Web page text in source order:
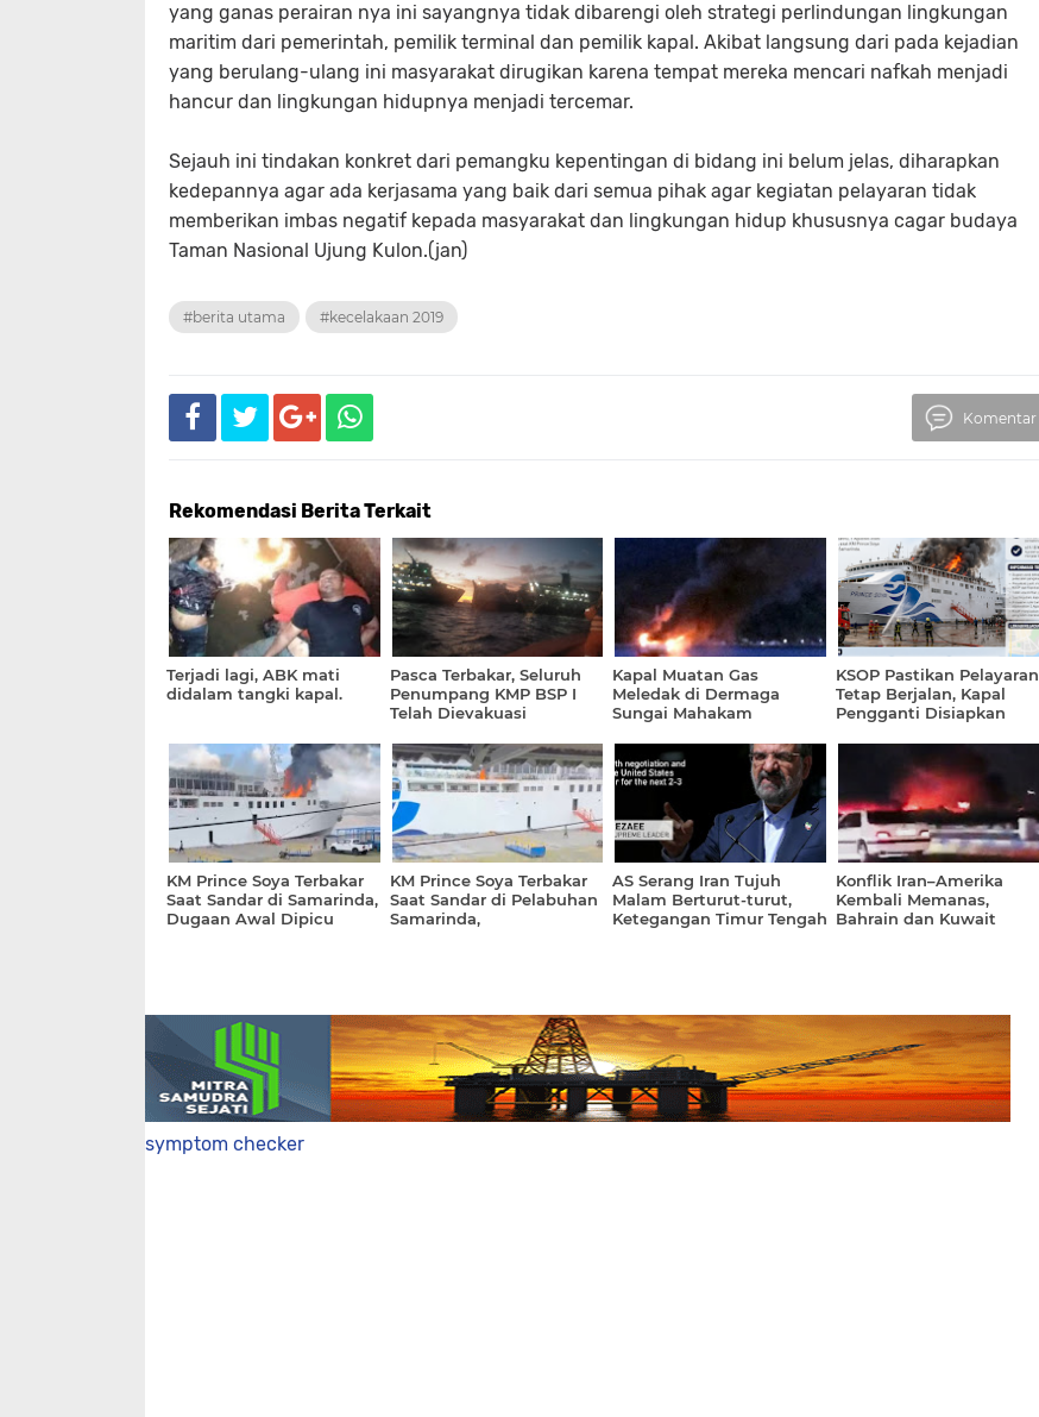
yang ganas perairan nya ini sayangnya tidak dibarengi oleh strategi perlindungan lingkungan
maritim dari pemerintah, pemilik terminal dan pemilik kapal. Akibat langsung dari pada kejadian
yang berulang-ulang ini masyarakat dirugikan karena tempat mereka mencari nafkah menjadi
hancur dan lingkungan hidupnya menjadi tercemar.
Sejauh ini tindakan konkret dari pemangku kepentingan di bidang ini belum jelas, diharapkan
kedepannya agar ada kerjasama yang baik dari semua pihak agar kegiatan pelayaran tidak
memberikan imbas negatif kepada masyarakat dan lingkungan hidup khususnya cagar budaya
Taman Nasional Ujung Kulon.(jan)
#berita utama #kecelakaan 2019
Komentar
Rekomendasi Berita Terkait
Terjadi lagi, ABK mati
didalam tangki kapal.
Pasca Terbakar, Seluruh
Penumpang KMP BSP I
Telah Dievakuasi
Kapal Muatan Gas
Meledak di Dermaga
Sungai Mahakam
KSOP Pastikan Pelayaran
Tetap Berjalan, Kapal
Pengganti Disiapkan
KM Prince Soya Terbakar
Saat Sandar di Samarinda,
Dugaan Awal Dipicu
KM Prince Soya Terbakar
Saat Sandar di Pelabuhan
Samarinda,
AS Serang Iran Tujuh
Malam Berturut-turut,
Ketegangan Timur Tengah
Konflik Iran–Amerika
Kembali Memanas,
Bahrain dan Kuwait
symptom checker